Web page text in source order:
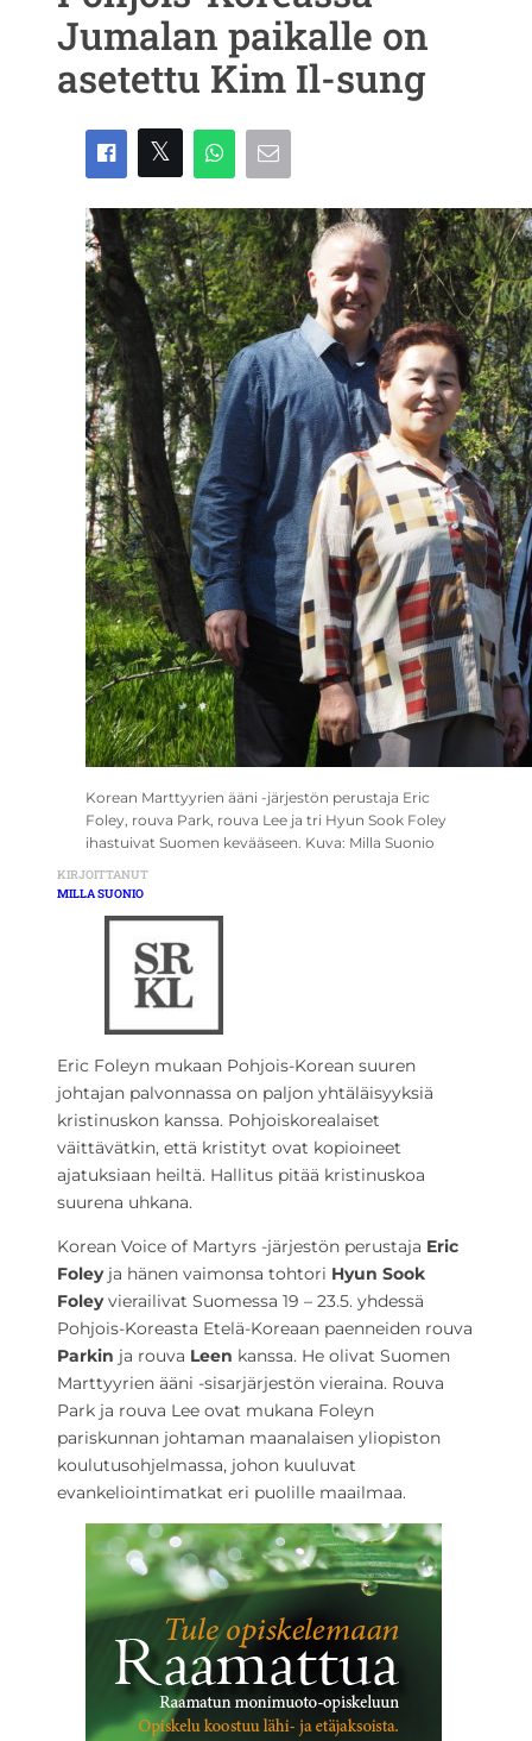
Jumalan paikalle on
asetettu Kim Il-sung
Korean Marttyyrien ääni -järjestön perustaja Eric
Foley, rouva Park, rouva Lee ja tri Hyun Sook Foley
ihastuivat Suomen kevääseen. Kuva: Milla Suonio
KIRJOITTANUT
MILLA SUONIO
Eric Foleyn mukaan Pohjois-Korean suuren
johtajan palvonnassa on paljon yhtäläisyyksiä
kristinuskon kanssa. Pohjoiskorealaiset
väittävätkin, että kristityt ovat kopioineet
ajatuksiaan heiltä. Hallitus pitää kristinuskoa
suurena uhkana.
Korean Voice of Martyrs -järjestön perustaja Eric
Foleyja hänen vaimonsa tohtori Hyun Sook
Foleyvierailivat Suomessa 19 – 23.5. yhdessä
Pohjois-Koreasta Etelä-Koreaan paenneiden rouva
Parkin ja rouva Leen kanssa. He olivat Suomen
Marttyyrien ääni -sisarjärjestön vieraina. Rouva
Park ja rouva Lee ovat mukana Foleyn
pariskunnan johtaman maanalaisen yliopiston
koulutusohjelmassa, johon kuuluvat
evankeliointimatkat eri puolille maailmaa.